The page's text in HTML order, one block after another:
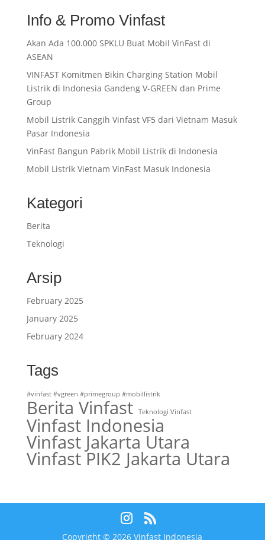
Info & Promo Vinfast
Akan Ada 100.000 SPKLU Buat Mobil VinFast di
ASEAN
VINFAST Komitmen Bikin Charging Station Mobil
Listrik di Indonesia Gandeng V-GREEN dan Prime
Group
Mobil Listrik Canggih Vinfast VF5 dari Vietnam Masuk
Pasar Indonesia
VinFast Bangun Pabrik Mobil Listrik di Indonesia
Mobil Listrik Vietnam VinFast Masuk Indonesia
Kategori
Berita
Teknologi
Arsip
February 2025
January 2025
February 2024
Tags
#vinfast #vgreen #primegroup #mobillistrik
Berita Vinfast Teknologi Vinfast
Vinfast Indonesia
Vinfast Jakarta Utara
Vinfast PIK2 Jakarta Utara
Copyright © 2026 Vinfast Indonesia